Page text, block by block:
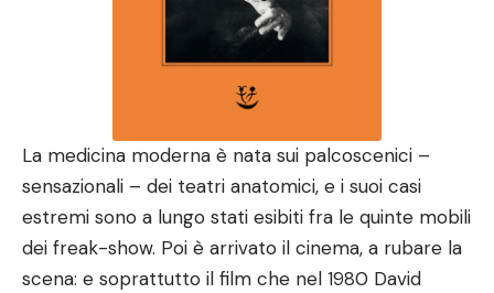
La medicina moderna è nata sui palcoscenici –
sensazionali – dei teatri anatomici, e i suoi casi
estremi sono a lungo stati esibiti fra le quinte mobili
dei freak-show. Poi è arrivato il cinema, a rubare la
scena: e soprattutto il film che nel 1980 David